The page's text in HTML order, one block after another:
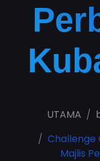
UTAMA
Challenge
Majlis